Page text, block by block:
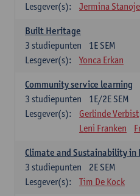
Lesgever(s):
Jermina
Built Heritage
1E SEM
3 studiepunten
Lesgever(s):
Yonca Erkan
Community service learning
1E/2E SEM
3 studiepunten
Lesgever(s):
Gerlinde Verbist
Leni Franken
Climate and Sustainability in
2E SEM
3 studiepunten
Lesgever(s):
Tim De Kock